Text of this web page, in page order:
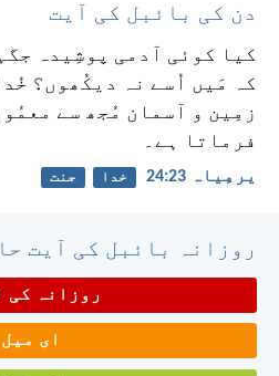
دن کی بائبل کی آیت
کیا کوئی آدمی پوشِیدہ
کہ مَیں اُسے نہ دیکُھوں؟
زمِین و آسمان مُجھ سے
فرماتا ہے۔
یرمِیاہ 23:‏24 خدا جنت
روزانہ بائبل کی آیت
روزانہ کی
ای میل